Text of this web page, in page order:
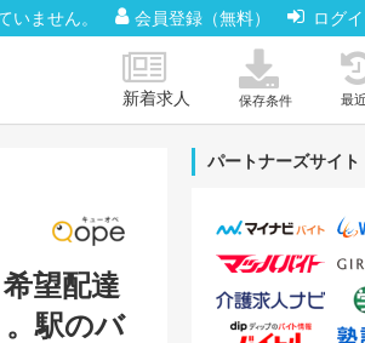
いません。 会員登録（無料） ログ
新着求人 保存条件 最
望配達
駅のバ
パートナーズサイト